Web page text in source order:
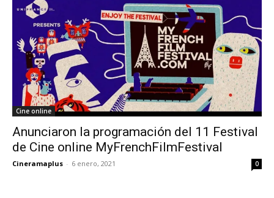
Cine online
Anunciaron la programación del 11 Festival
de Cine online MyFrenchFilmFestival
Cineramaplus - 6 enero, 2021 0